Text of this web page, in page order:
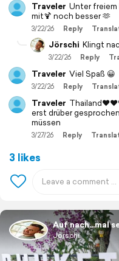
Traveler Unter freiem
mit🍹 noch besser 🫶
3/22/26 Reply
Jörschi Klingt
3/22/26 Reply
Traveler Viel Spaß 😀
3/22/26 Reply
Traveler
erst drüber
müssen
3/27/26 Reply
3 likes
Auf nach...mal
Jörschi